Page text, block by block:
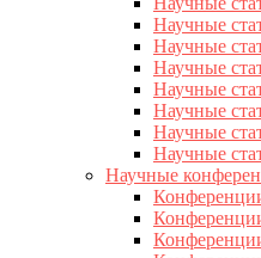
Научные
Научные
Научные
Научные
Научные
Научные
Научные
Научные